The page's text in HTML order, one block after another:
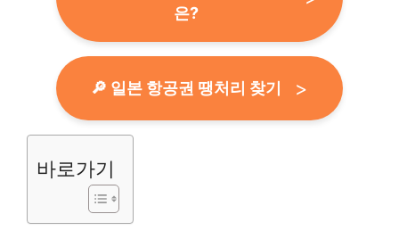
은?
🔎 일본 항공권 땡처리 찾기
바로가기